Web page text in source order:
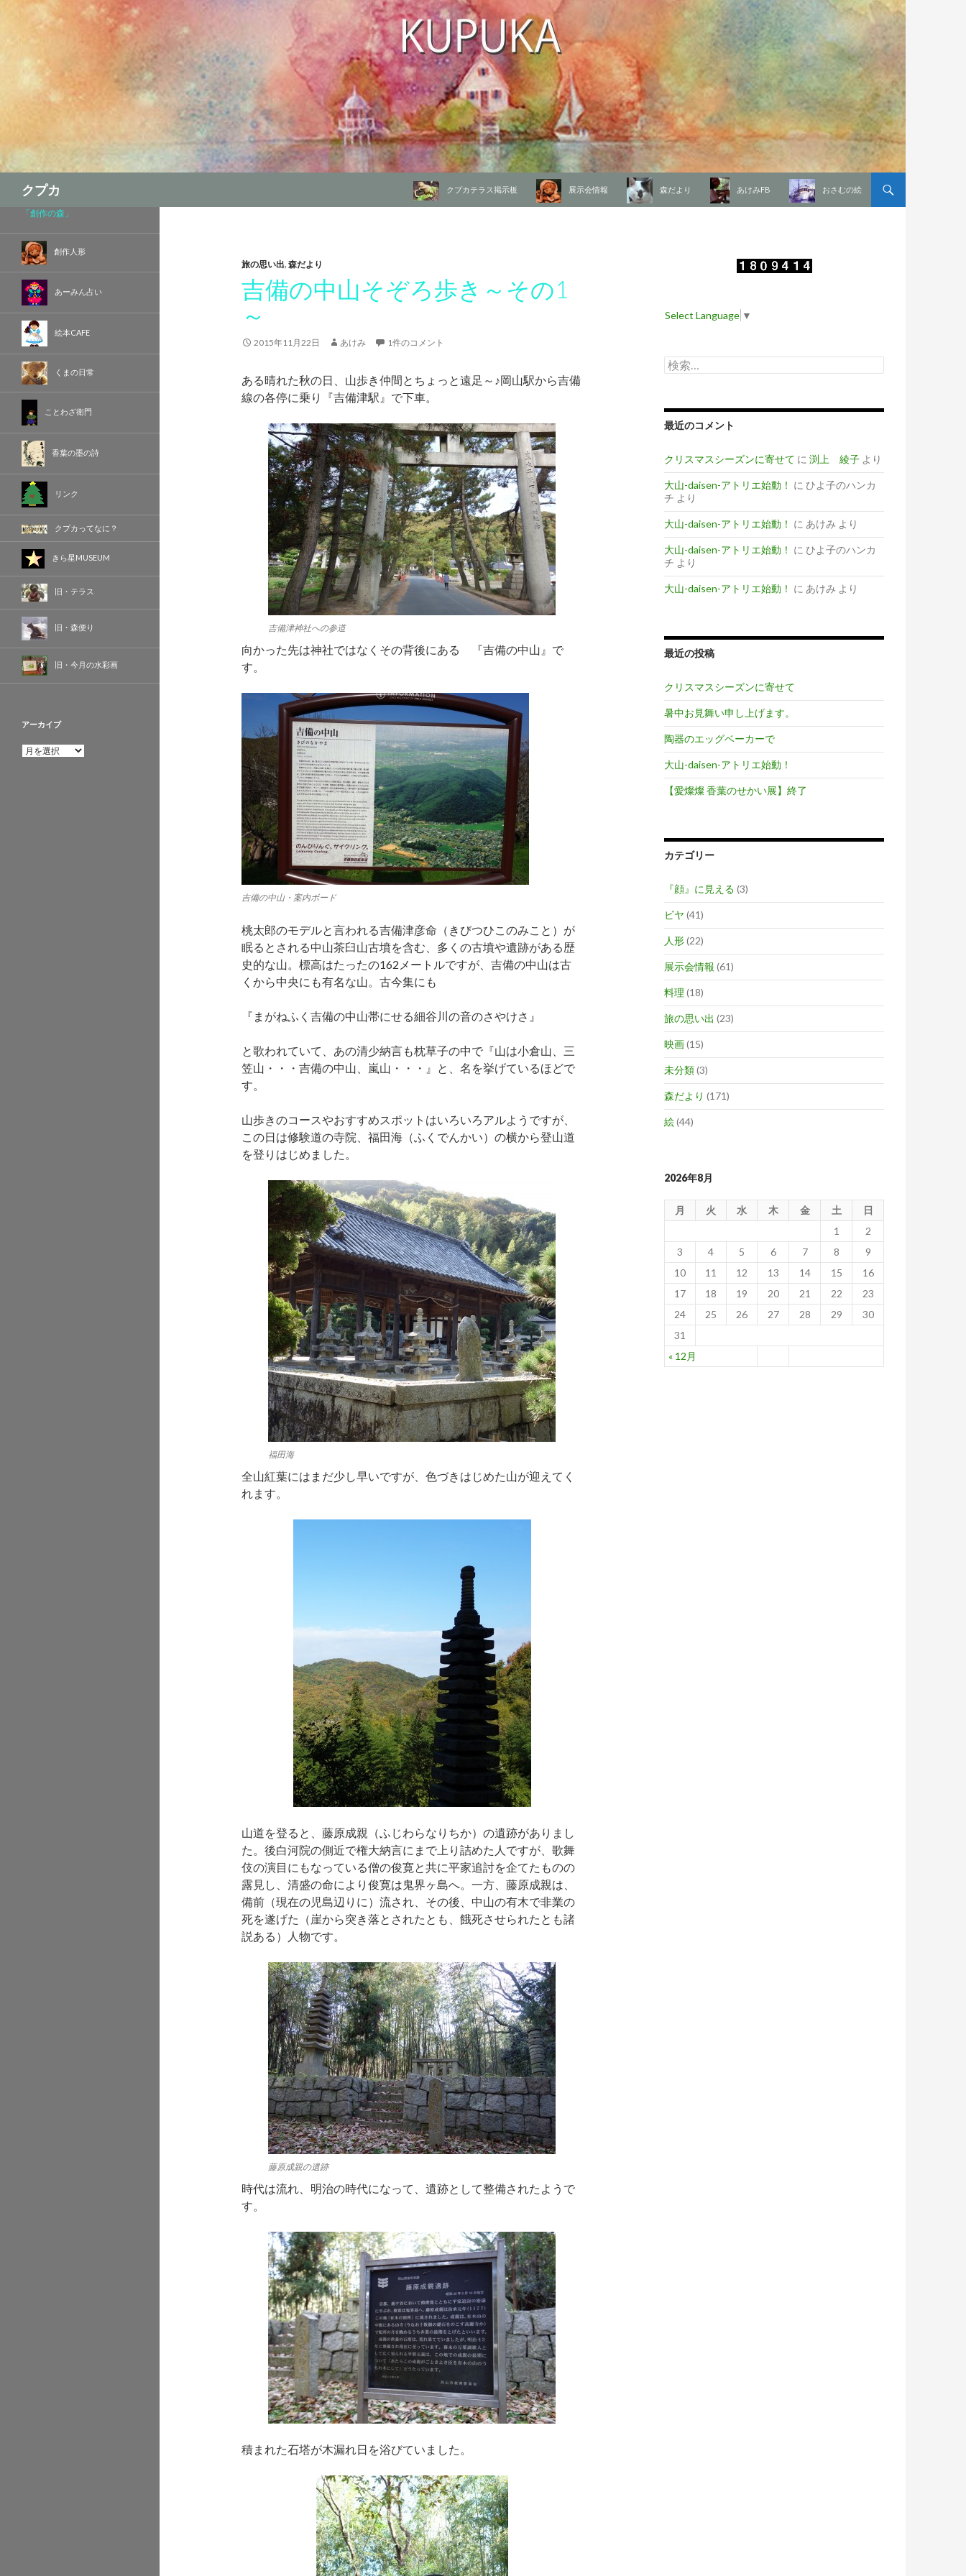
クプカ
クプカテラス掲示板
展示会情報 森だより あけみFB おさむの絵
旅の思い出, 森だより
吉備の中山そぞろ歩き～その1
～
2015年11月22日 あけみ 1件のコメント
ある晴れた秋の日、山歩き仲間とちょっと遠足～♪岡山駅から吉備
線の各停に乗り『吉備津駅』で下車。
吉備津神社への参道
向かった先は神社ではなくその背後にある 『吉備の中山』で
す。
吉備の中山・案内ボード
桃太郎のモデルと言われる吉備津彦命（きびつひこのみこと）が
眠るとされる中山茶臼山古墳を含む、多くの古墳や遺跡がある歴
史的な山。標高はたったの162メートルですが、吉備の中山は古
くから中央にも有名な山。古今集にも
『まがねふく吉備の中山帯にせる細谷川の音のさやけさ』
と歌われていて、あの清少納言も枕草子の中で『山は小倉山、三
笠山・・・吉備の中山、嵐山・・・』と、名を挙げているほどで
す。
山歩きのコースやおすすめスポットはいろいろアルようですが、
この日は修験道の寺院、福田海（ふくでんかい）の横から登山道
を登りはじめました。
福田海
全山紅葉にはまだ少し早いですが、色づきはじめた山が迎えてく
れます。
山道を登ると、藤原成親（ふじわらなりちか）の遺跡がありまし
た。後白河院の側近で権大納言にまで上り詰めた人ですが、歌舞
伎の演目にもなっている僧の俊寛と共に平家追討を企てたものの
露見し、清盛の命により俊寛は鬼界ヶ島へ。一方、藤原成親は、
備前（現在の児島辺りに）流され、その後、中山の有木で非業の
死を遂げた（崖から突き落とされたとも、餓死させられたとも諸
説ある）人物です。
藤原成親の遺跡
時代は流れ、明治の時代になって、遺跡として整備されたようで
す。
積まれた石塔が木漏れ日を浴びていました。
Select Language ▼
検
索
最近のコメント
クリスマスシーズンに寄せて に 渕上 綾子 より
大山-daisen-アトリエ始動！ に ひよ子のハンカ
チ より
大山-daisen-アトリエ始動！ に あけみ より
大山-daisen-アトリエ始動！ に ひよ子のハンカ
チ より
大山-daisen-アトリエ始動！ に あけみ より
最近の投稿
クリスマスシーズンに寄せて
暑中お見舞い申し上げます。
陶器のエッグベーカーで
大山-daisen-アトリエ始動！
【愛燦燦 香葉のせかい展】終了
カテゴリー
『顔』に見える (3)
ビヤ (41)
人形(22)
展示会情報 (61)
料理 (18)
旅の思い出 (23)
映画(15)
未分類(3)
森だより (171)
絵(44)
2026年8月
月 火 水 木 金 土 日
« 12月
1
2
3
4 5 6 7 8
9
10
11 12 13 14 15
16
17
18 19 20 21 22
23
24
25 26 27 28 29
30
31
「創作の森」
創作人形
あーみん占い
絵本CAFE
くまの日常
ことわざ衛門
香葉の墨の詩
リンク
クプカってなに？
きら星MUSEUM
旧・テラス
旧・森便り
旧・今月の水彩画
アーカイブ
ア